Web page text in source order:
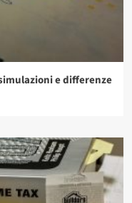
e differenze